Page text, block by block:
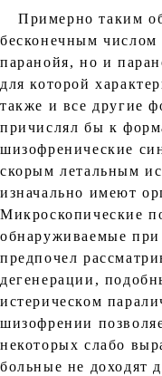
Примерно таким
бесконечным числом
паранойя, но и
для которой
также и все другие
причислял бы к
шизофренические
скорым летальным
изначально имеют
Микроскопические
обнаруживаемые
предпочел
дегенерации,
истерическом
шизофрении
некоторых слабо
больные не доходят